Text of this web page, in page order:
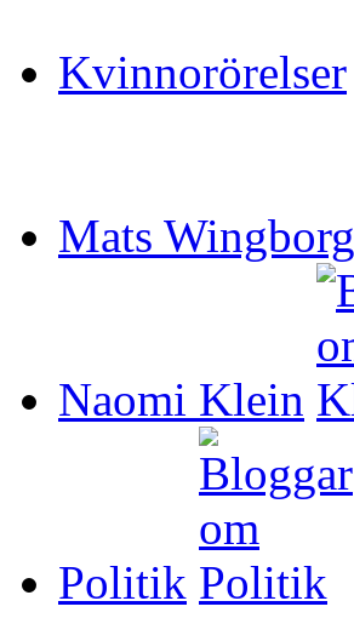
Kvinnorörelser
Mats Wingborg
Naomi Klein
Politik